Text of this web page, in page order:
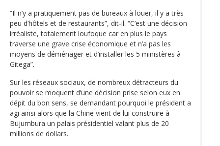
“Il n’y a pratiquement pas de bureaux à louer, il y a très
peu d’hôtels et de restaurants”, dit-il. “C’est une décision
irréaliste, totalement loufoque car en plus le pays
traverse une grave crise économique et n’a pas les
moyens de déménager et d’installer les 5 ministères à
Gitega”.
Sur les réseaux sociaux, de nombreux détracteurs du
pouvoir se moquent d’une décision prise selon eux en
dépit du bon sens, se demandant pourquoi le président a
agi ainsi alors que la Chine vient de lui construire à
Bujumbura un palais présidentiel valant plus de 20
millions de dollars.